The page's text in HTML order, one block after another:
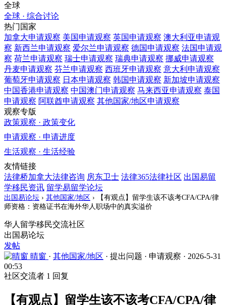
全球
全球 · 综合讨论
热门国家
加拿大申请观察 美国申请观察 英国申请观察 澳大利亚申请观
察 新西兰申请观察 爱尔兰申请观察 德国申请观察 法国申请观
察 荷兰申请观察 瑞士申请观察 瑞典申请观察 挪威申请观察
丹麦申请观察 芬兰申请观察 西班牙申请观察 意大利 申请观察
葡萄牙申请观察 日本申请观察 韩国申请观察 新加坡申请观察
中国香港申请观察 中国澳门申请观察 马来西亚申请观察 泰国
申请观察 阿联酋申请观察 其他国家/地区申请观察
观察专版
政策观察 · 政策变化
申请观察 · 申请进度
生活观察 · 生活经验
友情链接
法律桥加拿大法律咨询 房东卫士 法律365法律社区 出国易留
学移民资讯 留学易留学论坛
出国易论坛 › 其他国家/地区 ›
【有观点】留学生该不该考CFA/CPA/律
师资格：资格证书在海外华人职场中的真实溢价
华人留学移民交流社区
出国易论坛
发帖
晴窗 · 其他国家/地区 · 提出问题 · 申请观察 · 2026-5-31
00:53
社区交流者 1 回复
【有观点】留学生该不该考CFA/CPA/律